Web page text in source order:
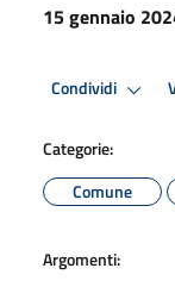
15 gennaio
Condividi
Categorie:
Comune
Argomenti: